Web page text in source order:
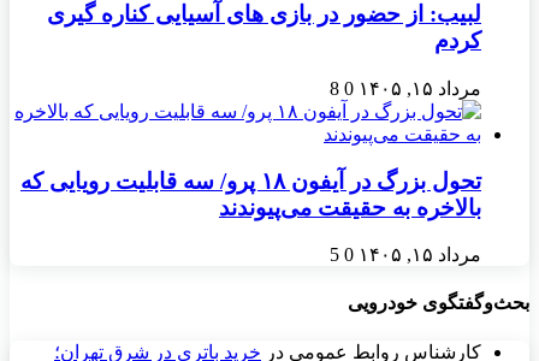
لبیب: از حضور در بازی های آسیایی کناره گیری
کردم
مرداد ۱۵, ۱۴۰۵ 0
8
تحول بزرگ در آیفون ۱۸ پرو/ سه قابلیت رویایی که
بالاخره به حقیقت می‌پیوندند
مرداد ۱۵, ۱۴۰۵ 0
5
بحث‌وگفتگوی خودرویی
کارشناس روابط عمومی در خرید باتری در شرق تهران؛